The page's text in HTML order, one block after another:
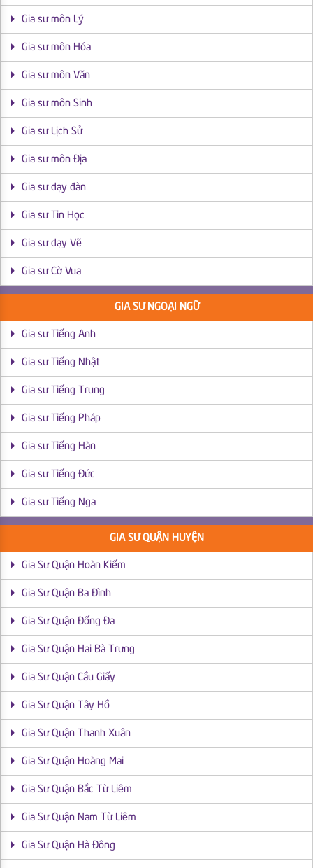
Gia sư môn Lý
Gia sư môn Hóa
Gia sư môn Văn
Gia sư môn Sinh
Gia sư Lịch Sử
Gia sư môn Địa
Gia sư dạy đàn
Gia sư Tin Học
Gia sư dạy Vẽ
Gia sư Cờ Vua
GIA SƯ NGOẠI NGỮ
Gia sư Tiếng Anh
Gia sư Tiếng Nhật
Gia sư Tiếng Trung
Gia sư Tiếng Pháp
Gia sư Tiếng Hàn
Gia sư Tiếng Đức
Gia sư Tiếng Nga
GIA SƯ QUẬN HUYỆN
Gia Sư Quận Hoàn Kiếm
Gia Sư Quận Ba Đình
Gia Sư Quận Đống Đa
Gia Sư Quận Hai Bà Trưng
Gia Sư Quận Cầu Giấy
Gia Sư Quận Tây Hồ
Gia Sư Quận Thanh Xuân
Gia Sư Quận Hoàng Mai
Gia Sư Quận Bắc Từ Liêm
Gia Sư Quận Nam Từ Liêm
Gia Sư Quận Hà Đông